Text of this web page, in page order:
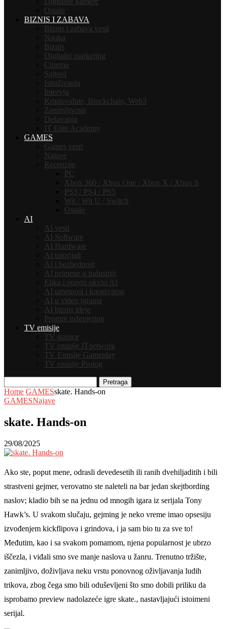
Ostalo
BIZNIS I ZABAVA
Biznis i zabava vesti
Nauka
Biznis
Digitalni marketing
Cinema
Sajtovi
Istraživanja
Intervju
Kriptovalute, Blockchain, Web3
Zanimljivosti
Dešavanja
IT Elite Academy
GAMES
Games vesti
Najave
Recenzije
PC
Xbox 360 / Xbox One / Xbox X / Xbox S
PS3 / PS4 / PS5
Wii / Wii U / Switch
Ostalo
AI
AI vesti
AI Software
AI Hardware
AI tutorijali
AI i bezbednost
AI primene u industriji
Etika i pravni okviri AI
AI umetnost i kreativnost
AI u video igrama
AI biznis ideje
Prompt inženjering
TV emisije
TV stanice
TV emisije ITnetwork
TV Emisije Gameplay
TV emisije Prolog
Pretraga
Home GAMESskate. Hands-on
GAMESNajave
skate. Hands-on
29/08/2025
Ako ste, poput mene, odrasli devedesetih ili ranih dvehiljaditih i bili
strastveni gejmer, verovatno ste naleteli na bar jedan skejtbording
naslov; kladio bih se na jednu od mnogih igara iz serijala Tony
Hawk’s. U svakom slučaju, gejming je neko vreme imao opsesiju
izvođenjem kickflipova i grindova, i ja sam bio tu za sve to!
Međutim, kao i sa svakom pomamom, njena popularnost je ubrzo
iščezla, i viđali smo sve manje naslova u žanru. Trenutno tržište,
zanimljivo, doživljava neku vrstu ponovnog oživljavanja ludih
trikova, zbog čega smo bili oduševljeni što smo dobili priliku da
isprobamo preview nadolazeće igre skate., nastavljajući istoimeni
serijal.